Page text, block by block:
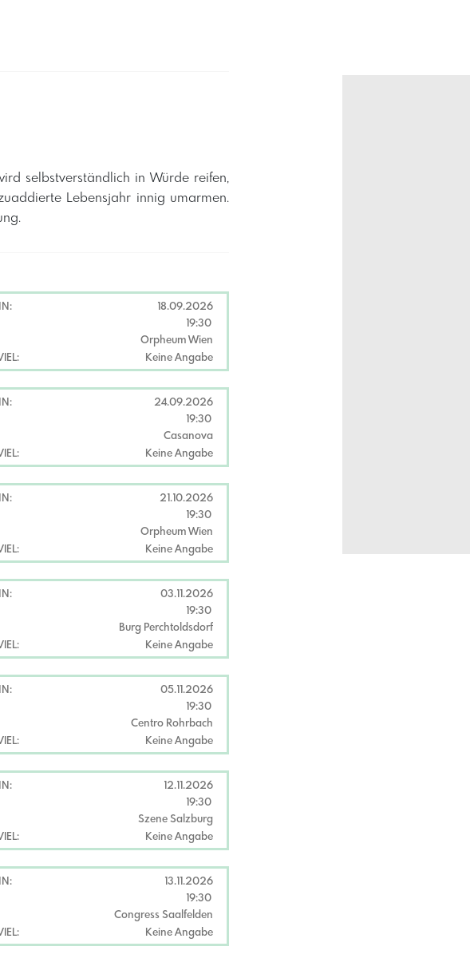
selbstverständlich in Würde reifen,
Lebensjahr innig umarmen.
18.09.2026
19:30
Orpheum Wien
Keine Angabe
24.09.2026
19:30
Casanova
Keine Angabe
21.10.2026
19:30
Orpheum Wien
Keine Angabe
03.11.2026
19:30
Burg Perchtoldsdorf
Keine Angabe
05.11.2026
19:30
Centro Rohrbach
Keine Angabe
12.11.2026
19:30
Szene Salzburg
Keine Angabe
13.11.2026
19:30
Congress Saalfelden
Keine Angabe